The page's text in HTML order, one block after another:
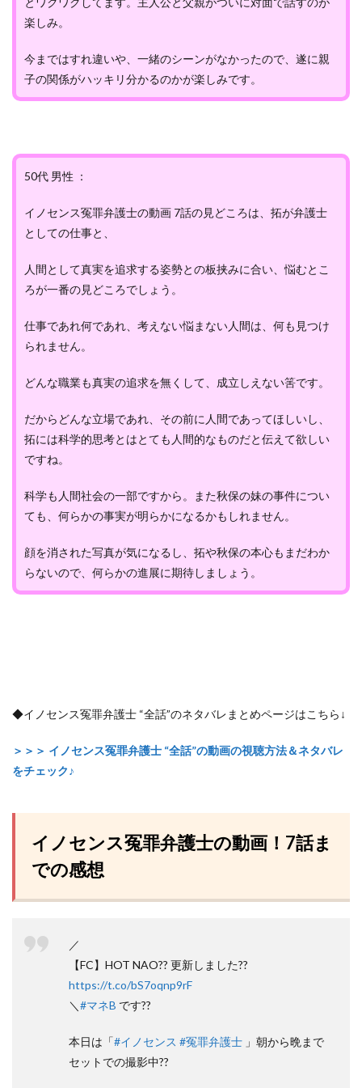
楽しみ。
今まではすれ違いや、一緒のシーンがなかったので、遂に親
子の関係がハッキリ分かるのかが楽しみです。
50代 男性 ：
イノセンス冤罪弁護士の動画 7話の見どころは、拓が弁護士
としての仕事と、
人間として真実を追求する姿勢との板挟みに合い、悩むとこ
ろが一番の見どころでしょう。
仕事であれ何であれ、考えない悩まない人間は、何も見つけ
られません。
どんな職業も真実の追求を無くして、成立しえない筈です。
だからどんな立場であれ、その前に人間であってほしいし、
拓には科学的思考とはとても人間的なものだと伝えて欲しい
ですね。
科学も人間社会の一部ですから。また秋保の妹の事件につい
ても、何らかの事実が明らかになるかもしれません。
顔を消された写真が気になるし、拓や秋保の本心もまだわか
らないので、何らかの進展に期待しましょう。
◆イノセンス冤罪弁護士 “全話”のネタバレまとめページはこちら↓
＞＞＞ イノセンス冤罪弁護士 “全話”の動画の視聴方法＆ネタバレ
をチェック♪
イノセンス冤罪弁護士の動画！7話ま
での感想
／
【FC】HOT NAO?? 更新しました??
https://t.co/bS7oqnp9rF
＼ #マネB です??
本日は「#イノセンス #冤罪弁護士 」朝から晩まで
セットでの撮影中??